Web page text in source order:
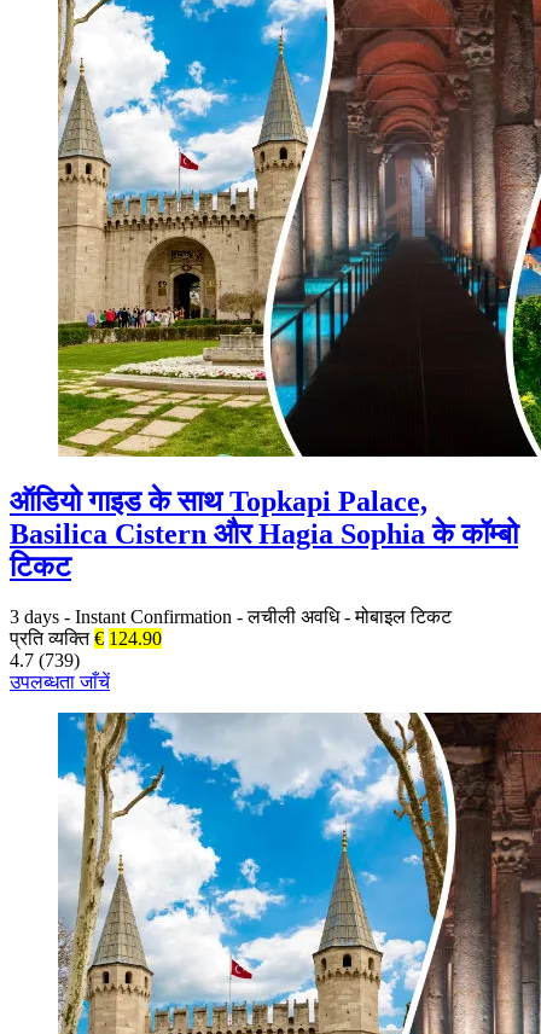
ऑडियो गाइड के साथ Topkapi Palace,
Basilica Cistern और Hagia Sophia के कॉम्बो
टिकट
3 days - Instant Confirmation - लचीली अवधि - मोबाइल टिकट
प्रति व्यक्ति € 124.90
4.7 (739)
उपलब्धता जाँचें